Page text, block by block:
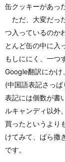
缶クッキーがあっ
ただ、大変だっ
つ入っているのか
とんど缶の中に入
もしににく、一つ
Google翻訳にかけ
(中国語表記さっ
表記には個数が書
ルキャンディ以外
買ったというより
けてみて、ばら撒
です。